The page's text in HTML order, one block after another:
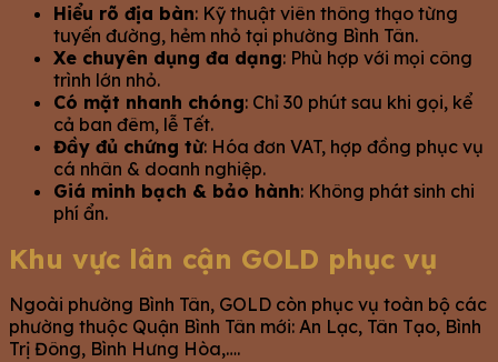
Hiểu rõ địa bàn: Kỹ thuật viên thông thạo từng
tuyến đường, hẻm nhỏ tại phường Bình Tân.
Xe chuyên dụng đa dạng: Phù hợp với mọi công
trình lớn nhỏ.
Có mặt nhanh chóng: Chỉ 30 phút sau khi gọi, kể
cả ban đêm, lễ Tết.
Đầy đủ chứng từ: Hóa đơn VAT, hợp đồng phục vụ
cá nhân & doanh nghiệp.
Giá minh bạch & bảo hành: Không phát sinh chi
phí ẩn.
Khu vực lân cận GOLD phục vụ
Ngoài phường Bình Tân, GOLD còn phục vụ toàn bộ các
phường thuộc Quận Bình Tân mới: An Lạc, Tân Tạo, Bình
Trị Đông, Bình Hưng Hòa,….